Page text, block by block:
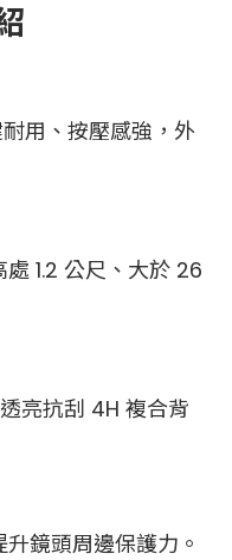
用、按壓感強，外
1.2 公尺、大於 26
亮抗刮 4H 複合背
鏡頭周邊保護力。